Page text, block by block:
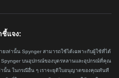
ชี้แจง:
เท่านั้น Spynger สามารถใช้ได้เฉพาะกับผู้ใช้ที่ได้
บนอุปกรณ์ของบุตรหลานและอุปกรณ์ที่คุณ
านั้น ในกรณีอื่น ๆ เราจะยุติใบอนุญาตของคุณทันที